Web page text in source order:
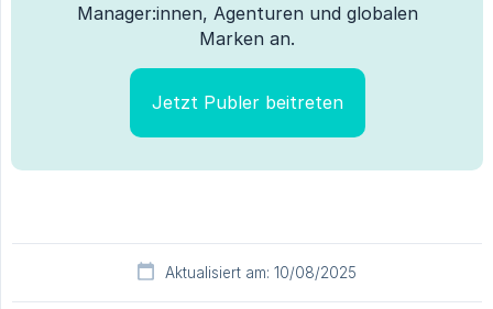
Manager:innen, Agenturen und globalen
Marken an.
Jetzt Publer beitreten
Aktualisiert am: 10/08/2025